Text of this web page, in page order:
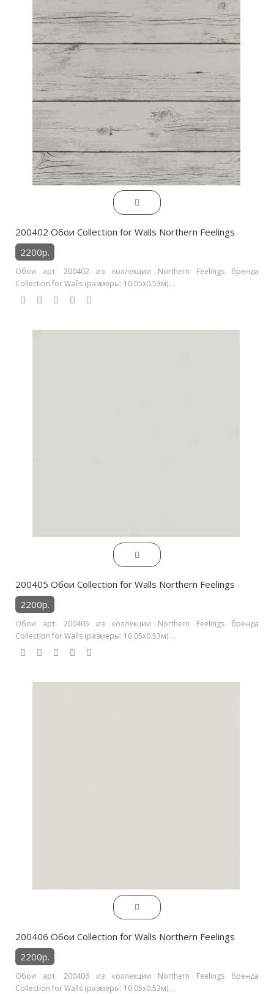
200402 Обои Collection for Walls Northern Feelings
2200р.
Обои арт. 200402 из коллекции Northern Feelings бренда
Collection for Walls (размеры: 10.05х0.53м). ..
200405 Обои Collection for Walls Northern Feelings
2200р.
Обои арт. 200405 из коллекции Northern Feelings бренда
Collection for Walls (размеры: 10.05х0.53м). ..
200406 Обои Collection for Walls Northern Feelings
2200р.
Обои арт. 200406 из коллекции Northern Feelings бренда
Collection for Walls (размеры: 10.05х0.53м). ..